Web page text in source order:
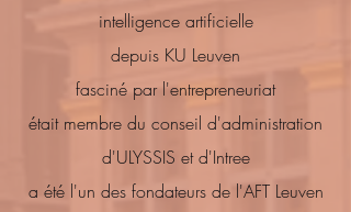
intelligence artificielle
depuis KU Leuven
fasciné par l'entrepreneuriat
était membre du conseil d'administration
d'ULYSSIS et d'Intree
a été l'un des fondateurs de l'AFT Leuven